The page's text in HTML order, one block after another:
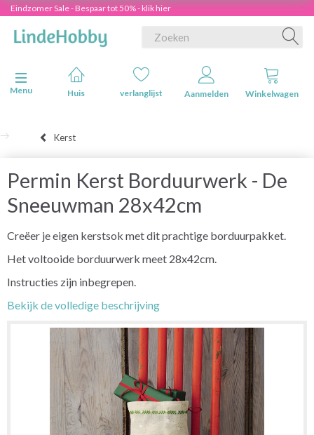
Eindzomer Sale - Bespaar tot 50% - klik hier
Navigatie in-/uitschakelen
Menu
Huis verlanglijst Aanmelden Winkelwagen
Kerst
Permin Kerst Borduurwerk - De
Sneeuwman 28x42cm
Creëer je eigen kerstsok met dit prachtige borduurpakket.
Het voltooide borduurwerk meet 28x42cm.
Instructies zijn inbegrepen.
Bekijk de volledige beschrijving